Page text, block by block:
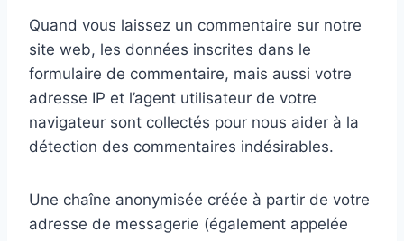
Quand vous laissez un commentaire sur notre
site web, les données inscrites dans le
formulaire de commentaire, mais aussi votre
adresse IP et l’agent utilisateur de votre
navigateur sont collectés pour nous aider à la
détection des commentaires indésirables.
Une chaîne anonymisée créée à partir de votre
adresse de messagerie (également appelée